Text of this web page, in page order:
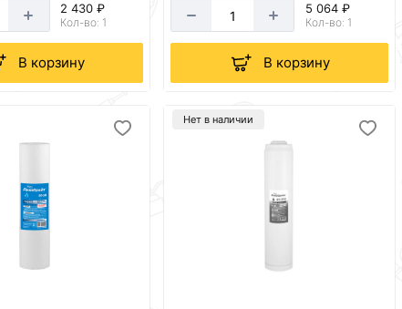
2 430 ₽
Кол-во: 1
В корзину
5 064 ₽
Кол-во: 1
В корзину
Нет в наличии